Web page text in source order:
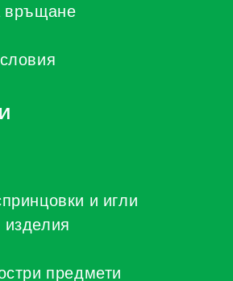
връщане
и игли
предмети